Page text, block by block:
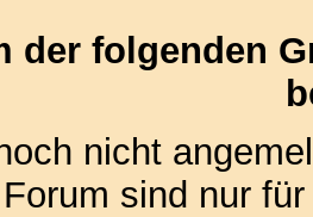
der folgenden
nicht
sind nur